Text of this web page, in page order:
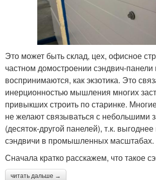
Это может быть склад, цех, офисное
частном домостроении сэндвич-
воспринимаются, как экзотика. Это
инерционностью мышления многих
привыкших строить по старинке.
не желают связываться с небольшими
(десяток-другой панелей), т.к.
сэндвичи в промышленных масштабах.
Сначала кратко расскажем, что такое
читать дальше →